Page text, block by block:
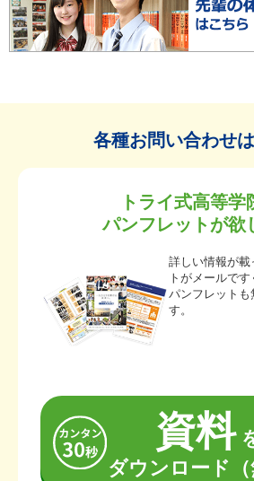
各種お問い合わせ
トライ式高等学
パンフレットが欲
詳しい情報が載
トがメールで
パンフレットも
す。
資料
ダウンロード（